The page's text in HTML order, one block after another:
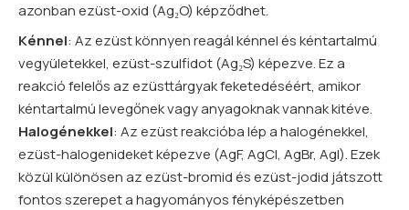
azonban ezüst-oxid (Ag₂O) képződhet.
Kénnel: Az ezüst könnyen reagál kénnel és kéntartalmú
vegyületekkel, ezüst-szulfidot (Ag₂S) képezve. Ez a
reakció felelős az ezüsttárgyak feketedéséért, amikor
kéntartalmú levegőnek vagy anyagoknak vannak kitéve.
Halogénekkel: Az ezüst reakcióba lép a halogénekkel,
ezüst-halogenideket képezve (AgF, AgCl, AgBr, AgI). Ezek
közül különösen az ezüst-bromid és ezüst-jodid játszott
fontos szerepet a hagyományos fényképészetben